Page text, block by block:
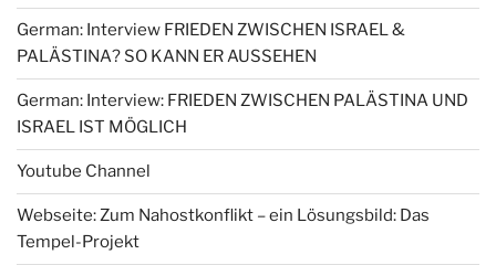
German: Interview FRIEDEN ZWISCHEN ISRAEL &
PALÄSTINA? SO KANN ER AUSSEHEN
German: Interview: FRIEDEN ZWISCHEN PALÄSTINA UND
ISRAEL IST MÖGLICH
Youtube Channel
Webseite: Zum Nahostkonflikt – ein Lösungsbild: Das
Tempel-Projekt